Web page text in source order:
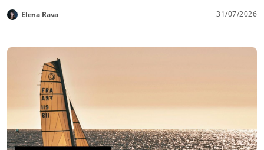
Elena Rava 31/07/2026